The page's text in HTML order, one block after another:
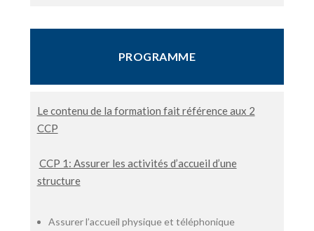
PROGRAMME
Le contenu de la formation fait référence aux 2
CCP
CCP 1: Assurer les activités d’accueil d’une
structure
Assurer l’accueil physique et téléphonique